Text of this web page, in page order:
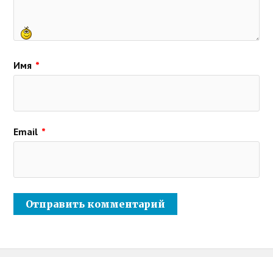
Имя *
Email *